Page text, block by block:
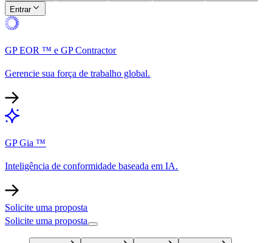
Entrar​​
GP EOR ™ e GP Contractor​​
Gerencie sua força de trabalho global.​​
GP Gia ™​​
Inteligência de conformidade baseada em IA.​​
Solicite uma proposta​​
Solicite uma proposta​​